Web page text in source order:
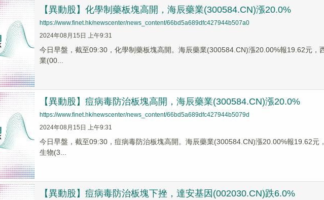
【異動股】化學制藥板塊高開，海辰藥業(300584.CN)漲20.0%
https://www.finet.hk/newscenter/news_content/66bd5a689dfc427944b507a0
2024年08月15日 上午9:31
今日早盤，截至09:30，化學制藥板塊高開。海辰藥業(300584.CN)漲20.00%報19.62元
業(00...
【異動股】痘病毒防治板塊高開，海辰藥業(300584.CN)漲20.0%
https://www.finet.hk/newscenter/news_content/66bd5a689dfc427944b5079d
2024年08月15日 上午9:31
今日早盤，截至09:30，痘病毒防治板塊高開。海辰藥業(300584.CN)漲20.00%報19.62
生物(3...
【異動股】痘病毒防治板塊下挫，達安基因(002030.CN)跌6.0%